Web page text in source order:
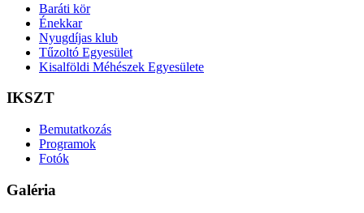
Baráti kör
Énekkar
Nyugdíjas klub
Tűzoltó Egyesület
Kisalföldi Méhészek Egyesülete
IKSZT
Bemutatkozás
Programok
Fotók
Galéria